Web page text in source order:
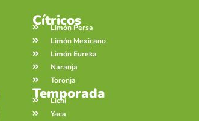
Cítricos
Limón Persa
Limón Mexicano
Limón Eureka
Naranja
Toronja
Temporada
Lichi
Yaca